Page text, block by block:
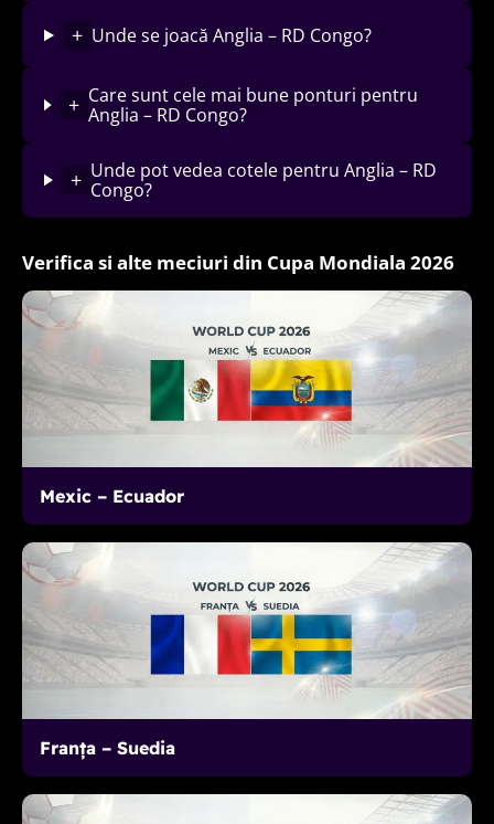
+ Unde se joacă Anglia – RD Congo?
+ Care sunt cele mai bune ponturi pentru
Anglia – RD Congo?
+ Unde pot vedea cotele pentru Anglia – RD
Congo?
Verifica si alte meciuri din Cupa Mondiala 2026
Mexic – Ecuador
Franța – Suedia